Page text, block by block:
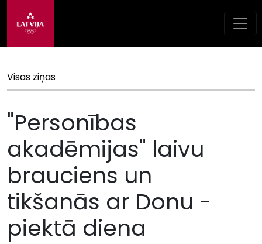
Visas ziņas
"Personības
akadēmijas" laivu
brauciens un
tikšanās ar Donu -
piektā diena